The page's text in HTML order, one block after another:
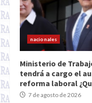
nacionales
Ministerio de
tendrá a cargo el
reforma laboral
7 de agosto de 2026